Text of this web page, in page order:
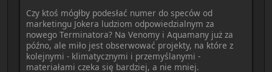
Czy ktoś mógłby podesłać numer do speców od
marketingu Jokera ludziom odpowiedzialnym za
nowego Terminatora? Na Venomy i Aquamany już za
późno, ale miło jest obserwować projekty, na które z
kolejnymi - klimatycznymi i przemyślanymi -
materiałami czeka się bardziej, a nie mniej.